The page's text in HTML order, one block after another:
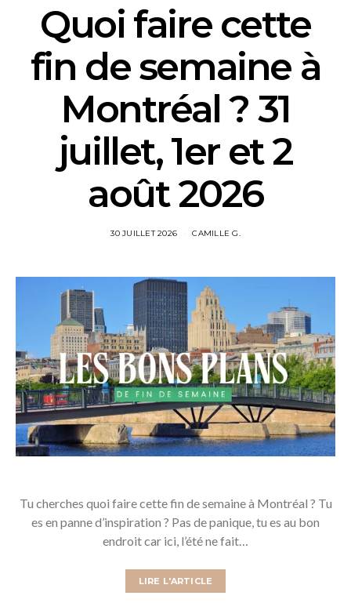
Quoi faire cette
fin de semaine à
Montréal ? 31
juillet, 1er et 2
août 2026
30 JUILLET 2026 CAMILLE G.
Tu cherches quoi faire cette fin de semaine à Montréal ? Tu
es en panne d’inspiration ? Pas de panique, tu es au bon
endroit car ici, l’été ne fait…
LIRE L'ARTICLE